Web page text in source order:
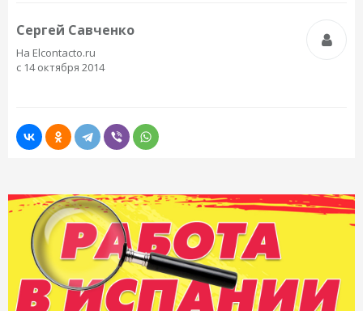
Сергей Савченко
На Elcontacto.ru
с 14 октября 2014